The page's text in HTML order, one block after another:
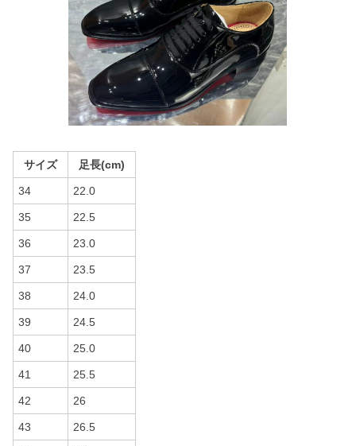
サイズ 足長(cm)
34 22.0
35 22.5
36 23.0
37 23.5
38 24.0
39 24.5
40 25.0
41 25.5
42 26
43 26.5